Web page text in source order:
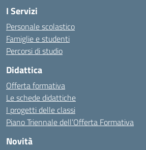
I Servizi
Personale scolastico
Famiglie e studenti
Percorsi di studio
Didattica
Offerta formativa
Le schede didattiche
I progetti delle classi
Piano Triennale dell’Offerta Formativa
Novità